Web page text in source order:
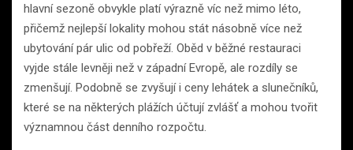
hlavní sezoně obvykle platí výrazně víc než mimo léto,
přičemž nejlepší lokality mohou stát násobně více než
ubytování pár ulic od pobřeží. Oběd v běžné restauraci
vyjde stále levněji než v západní Evropě, ale rozdíly se
zmenšují. Podobně se zvyšují i ceny lehátek a slunečníků,
které se na některých plážích účtují zvlášť a mohou tvořit
významnou část denního rozpočtu.